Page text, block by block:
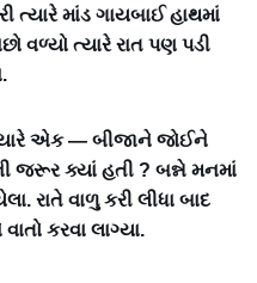
ત્યારે માંડ ગાયબાઈ હાથમાં
વળ્યો ત્યારે રાત પણ પડી
એક — બીજાને જોઈને
જરૂર ક્યાં હતી ? બન્ને મનમાં
રાતે વાળુ કરી લીધા બાદ
કરવા લાગ્યા.